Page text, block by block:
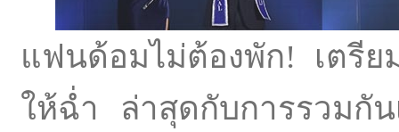
แฟนด้อมไม่ต้องพัก! เตรีย
ให้ฉ่ำ ล่าสุดกับการรวมกัน